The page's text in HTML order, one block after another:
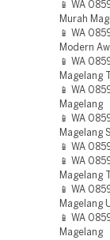
📱 WA
Murah
📱 WA
Modern
📱 WA
Magelang
📱 WA
Magelang
📱 WA
Magelang
📱 WA
📱 WA
Magelang
📱 WA
Magelang
📱 WA
Magelang